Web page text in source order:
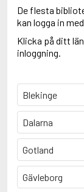
De flesta
kan logga in
Klicka på ditt
inloggning.
Blekinge
Dalarna
Gotland
Gävleborg